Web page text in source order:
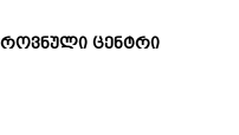
ᲪᲔᲜᲢᲠᲘ